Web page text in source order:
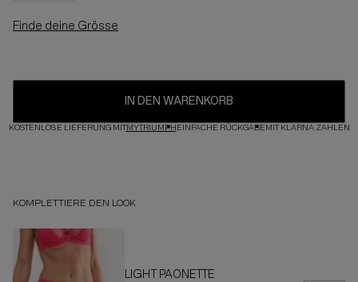
Finde deine Grösse
IN DEN WARENKORB
KOSTENLOSE LIEFERUNG MITMYTRIUMPHEINFACHE RÜCKGABEMIT KLARNA ZAHLEN
KOMPLETTIERE DEN LOOK
LIGHT PAONETTE